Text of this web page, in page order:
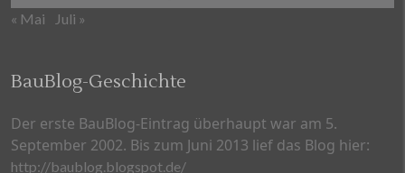
« Mai Juli »
BauBlog-Geschichte
Der erste BauBlog-Eintrag überhaupt war am 5.
September 2002. Bis zum Juni 2013 lief das Blog hier:
http://baublog.blogspot.de/